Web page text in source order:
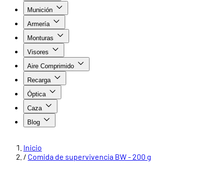
Munición
Armería
Monturas
Visores
Aire Comprimido
Recarga
Óptica
Caza
Blog
Inicio
/ Comida de supervivencia BW - 200 g